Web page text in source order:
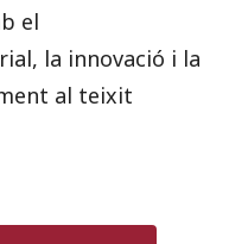
el
la innovació i la
al teixit